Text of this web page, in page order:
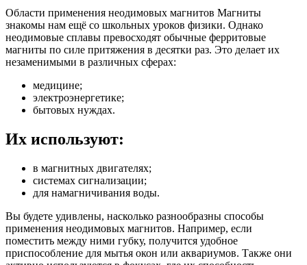
Области применения неодимовых магнитов Магниты
знакомы нам ещё со школьных уроков физики. Однако
неодимовые сплавы превосходят обычные ферритовые
магниты по силе притяжения в десятки раз. Это делает их
незаменимыми в различных сферах:
медицине;
электроэнергетике;
бытовых нуждах.
Их используют:
в магнитных двигателях;
системах сигнализации;
для намагничивания воды.
Вы будете удивлены, насколько разнообразны способы
применения неодимовых магнитов. Например, если
поместить между ними губку, получится удобное
приспособление для мытья окон или аквариумов. Также они